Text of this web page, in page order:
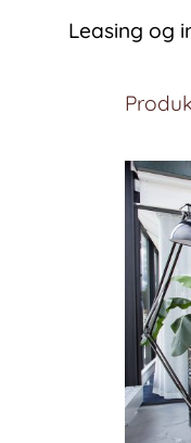
Leasing og